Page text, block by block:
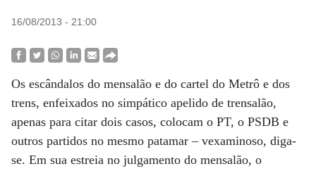
16/08/2013 - 21:00
Os escândalos do mensalão e do cartel do Metrô e dos
trens, enfeixados no simpático apelido de trensalão,
apenas para citar dois casos, colocam o PT, o PSDB e
outros partidos no mesmo patamar – vexaminoso, diga-
se. Em sua estreia no julgamento do mensalão, o